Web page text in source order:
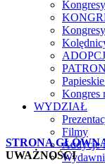
Kongres
WYDZIAŁ
Filmy
Audycje
STRONA
UWAŻNOŚCI